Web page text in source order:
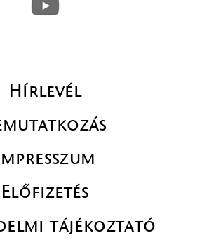
Hírlevél
Előfizetés
tájékoztató